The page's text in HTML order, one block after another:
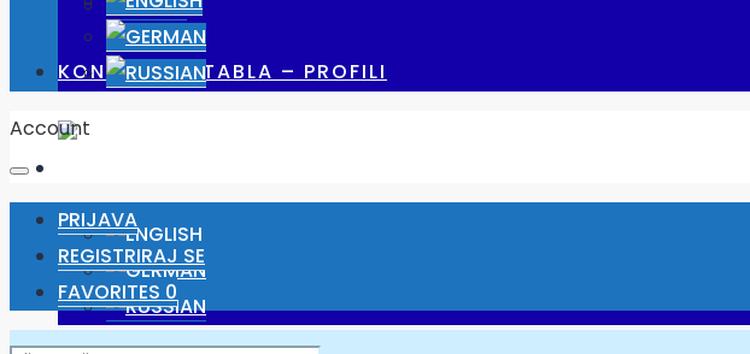
KONTROLNA TABLA – PROFILI
Account
PRIJAVA
REGISTRIRAJ SE
FAVORITES 0